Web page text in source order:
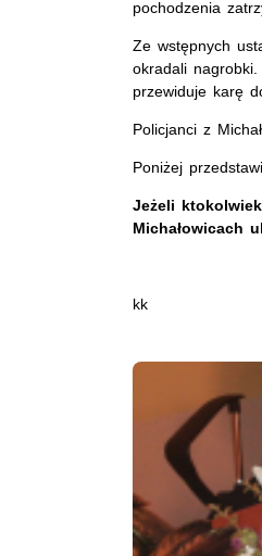
pochodzenia
Ze wstępnych
okradali
przewiduje karę
Policjanci z
Poniżej
Jeżeli
Michałowicach
kk